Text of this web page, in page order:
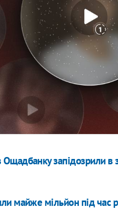
запідозрили в
майже мільйон під час